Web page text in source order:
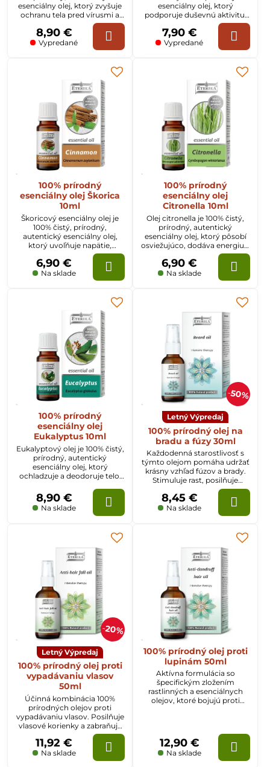
esenciálny olej, ktorý zvyšuje
ochranu tela pred vírusmi a
nachladnutím.
Vypredané
8,90 €
esenciálny olej, ktorý
podporuje duševnú aktivitu,
koncentráciu, vyrovnáva
emócie, vzbudzuje istotu a
dôveru. Používa sa pri
infekciách dýchacieho
Vypredané
7,90 €
100% prírodný
esenciálny olej Škorica
10ml
Škoricový esenciálny olej je
100% čistý, prírodný,
autentický esenciálny olej,
ktorý uvoľňuje napätie,
zlepšuje náladu. Používa sa pri
problémoch s chuťou do
jedla, pri masáži zahrieva a
Na sklade
6,90 €
100% prírodný
esenciálny olej
Citronella 10ml
Olej citronella je 100% čistý,
prírodný, autentický
esenciálny olej, ktorý pôsobí
osviežujúco, dodáva energiu a
silu, inšpiruje k novému
začiatku a zmene.
Na sklade
6,90 €
100% prírodný
esenciálny olej
Eukalyptus 10ml
Eukalyptový olej je 100% čistý,
prírodný, autentický
esenciálny olej, ktorý
ochladzuje a deodoruje telo,
Používa sa aj pri chrípke a
prechladnutí.
Na sklade
8,90 €
50%
Letný Výpredaj
100% prírodný olej na
bradu a fúzy 30ml
Každodenná starostlivosť s
týmto olejom pomáha udržať
krásny vzhľad fúzov a brady.
Stimuluje rast, posilňuje
bradu, dodáva lesk a hebkosť.
Na sklade
8,45 €
20%
Letný Výpredaj
100% prírodný olej proti
vypadávaniu vlasov
50ml
Účinná kombinácia 100%
prírodných olejov proti
vypadávaniu vlasov. Posilňuje
vlasové korienky a zabraňuje
vypadávaniu vlasov.
Obnovuje rast a zlepšuje
vzhľad vlasov. Obnovuje
pružnosť, hebkosť, lesk a
Na sklade
11,92 €
100% prírodný olej proti
lupinám 50ml
Aktívna formulácia so
špecifickým zložením
rastlinných a esenciálnych
olejov, ktoré bojujú proti
známky lupín a zabraňuje ich
opätovnému výskytu.
Na sklade
12,90 €